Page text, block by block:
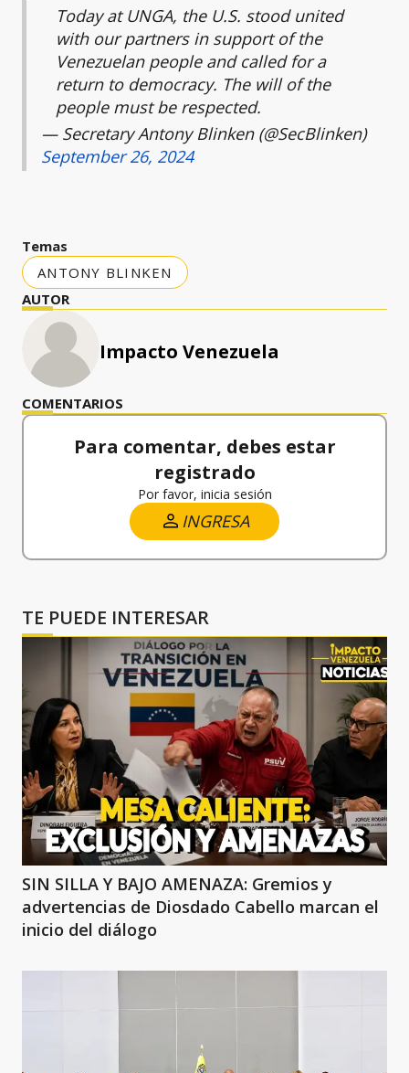
Today at UNGA, the U.S. stood united
with our partners in support of the
Venezuelan people and called for a
return to democracy. The will of the
people must be respected.
— Secretary Antony Blinken (@SecBlinken)
September 26, 2024
Temas
ANTONY BLINKEN
AUTOR
Impacto Venezuela
COMENTARIOS
Para comentar, debes estar
registrado
Por favor, inicia sesión
INGRESA
TE PUEDE INTERESAR
SIN SILLA Y BAJO AMENAZA: Gremios y
advertencias de Diosdado Cabello marcan el
inicio del diálogo